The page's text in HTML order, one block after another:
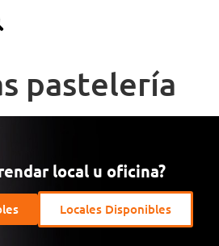
pastelería
local u oficina?
Locales Disponibles